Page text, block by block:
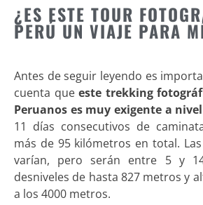
¿ES ESTE TOUR
PERÚ UN VIAJE PARA
Antes de seguir leyendo es
cuenta queeste trekking
Peruanos es muy exigente a
11 días consecutivos de
más de 95 kilómetros en total.
varían, pero serán entre 5 y
desniveles de hasta 827 metros y
a los 4000 metros.